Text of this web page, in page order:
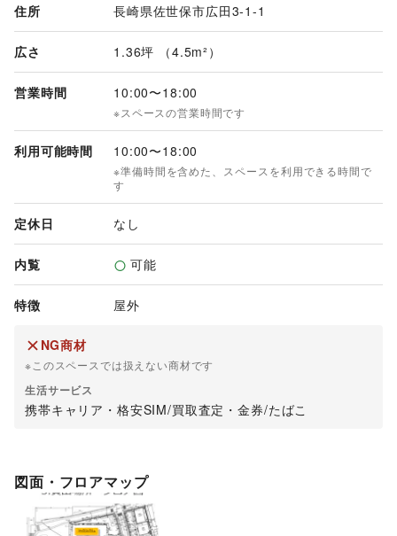
※ご入金後のキャンセルはお受けできません。
・開催時、お客さまやテナントとのトラブル、クレーム等発生
の際には催事を中止させて頂く場合がございます。
ざいます。
・食品などの取り扱いには保健所の許可書及び保険加入条件、
検便検査報告をお願いする場合がございます。
し、企画書の提出が必要です。
・電源は使用可能ですが別途料金が必要となります。(500円
【必要書類について】
会社概要
会社登記簿謄本（法人）または住民票（個人事業主）
PL保険証書（コピー）
検便検査書（飲食イベントに限る）
営業許可証（飲食イベントに限る）
〇当社・当ショッピングセンターでの利用実績がある場合
検便検査書（飲食イベントに限る）
営業許可証（飲食イベントに限る）
住所 長崎県佐世保市広田3-1-1
広さ 1.36坪 （4.5m²）
営業時間 10:00〜18:00
※スペースの営業時間です
利用可能時間 10:00〜18:00
※準備時間を含めた、スペースを利用できる時間で
す
定休日 なし
内覧 可能
特徴 屋外
NG商材
※このスペースでは扱えない商材です
生活サービス
携帯キャリア・格安SIM/買取査定・金券/たばこ
図面・フロアマップ